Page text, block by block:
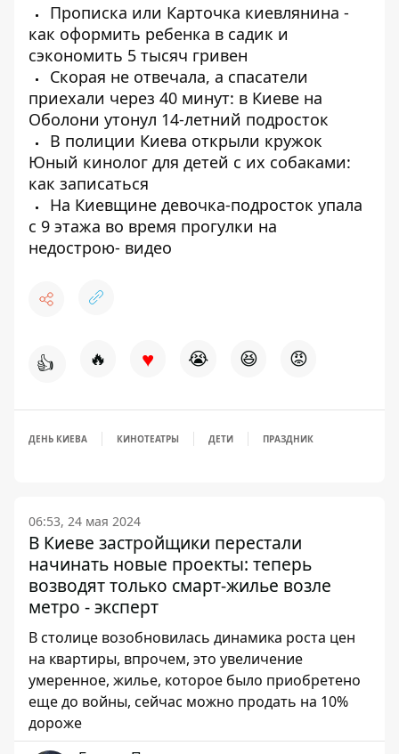
Прописка или Карточка киевлянина -
как оформить ребенка в садик и
сэкономить 5 тысяч гривен
Скорая не отвечала, а спасатели
приехали через 40 минут: в Киеве на
Оболони утонул 14-летний подросток
В полиции Киева открыли кружок
Юный кинолог для детей с их собаками:
как записаться
На Киевщине девочка-подросток упала
с 9 этажа во время прогулки на
недострою- видео
👍 🔥 ♥ 😭 😆 😡
ДЕНЬ КИЕВА КИНОТЕАТРЫ ДЕТИ ПРАЗДНИК
06:53, 24 мая 2024
В Киеве застройщики перестали
начинать новые проекты: теперь
возводят только смарт-жилье возле
метро - эксперт
В столице возобновилась динамика роста цен
на квартиры, впрочем, это увеличение
умеренное, жилье, которое было приобретено
еще до войны, сейчас можно продать на 10%
дороже